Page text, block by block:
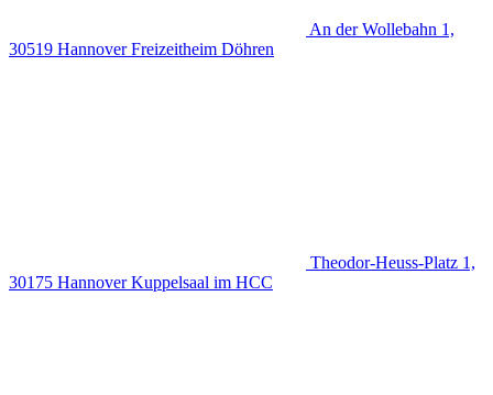
An der Wollebahn 1,
30519 Hannover Freizeitheim Döhren
Theodor-Heuss-Platz 1,
30175 Hannover Kuppelsaal im HCC